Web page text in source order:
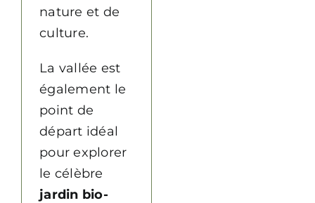
nature et de
culture.
La vallée est
également le
point de
départ idéal
pour explorer
le célèbre
jardin bio-